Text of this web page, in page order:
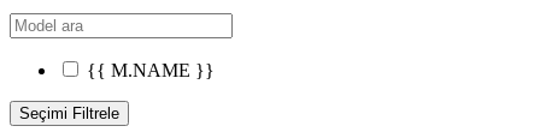
{{ M.NAME }}
Seçimi Filtrele